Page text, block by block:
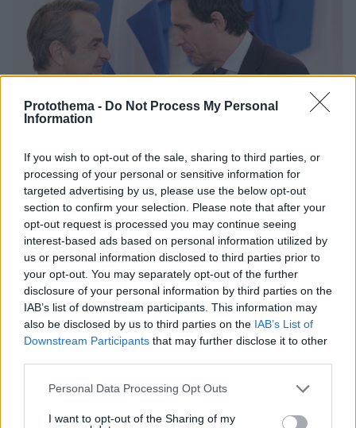
Protothema - Do Not Process My Personal
Information
If you wish to opt-out of the sale, sharing to third parties, or
processing of your personal or sensitive information for
targeted advertising by us, please use the below opt-out
section to confirm your selection. Please note that after your
opt-out request is processed you may continue seeing
interest-based ads based on personal information utilized by
us or personal information disclosed to third parties prior to
your opt-out. You may separately opt-out of the further
disclosure of your personal information by third parties on the
IAB’s list of downstream participants. This information may
also be disclosed by us to third parties on the IAB’s List of
Downstream Participants that may further disclose it to other
Please note that this website/app uses one or more Google
not limited to your visit or usage behaviour. You may click to
Personal Data Processing Opt Outs
I want to opt-out of the Sharing of my
Επίτροπος Κλίματος και Καθαρής Ανάπτυξης σε
Μητσοτάκη: Είναι εντυπωσιακό αυτό που έχετε κάνει
στην οικονομία
«Είμαστε υπέρμαχοι της πράσινης μετάβασης όμως
φυσικά υποστηρίζουμε πως πρέπει να διασφαλίσουμε
ευρωπαϊκής και ελληνικής οικονομίας» σημείωσε ο
27.05.2025, 11:40 7